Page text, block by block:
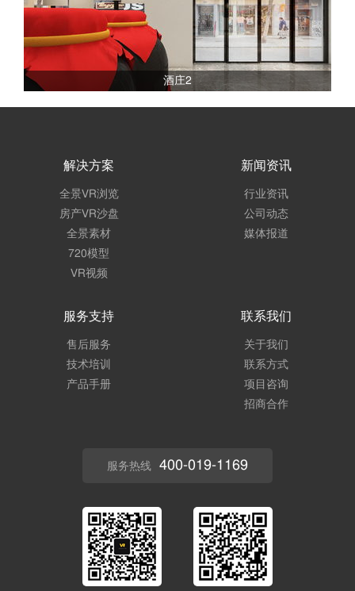
酒庄2
解决方案
全景VR浏览
房产VR沙盘
全景素材
720模型
VR视频
新闻资讯
行业资讯
公司动态
媒体报道
服务支持
售后服务
技术培训
产品手册
联系我们
关于我们
联系方式
项目咨询
招商合作
服务热线 400-019-1169